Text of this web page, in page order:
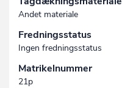
Andet materiale
Fredningsstatus
Ingen fredningsstatus
Matrikelnummer
21p